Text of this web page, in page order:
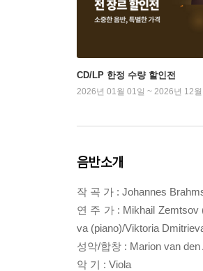
CD/LP 한정 수량 할인전
2026년 01월 01일 ~ 2026년 12월
음반소개
작 곡 가 : Johannes
연 주 가 : Mikhail Zemtsov
va (piano)/Viktoria
성악/합창 : Marion van
악 기 : Viola